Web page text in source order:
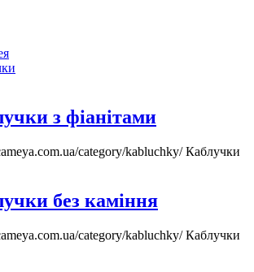
з фіанітами
category/kabluchky/Каблучки
без каміння
category/kabluchky/Каблучки